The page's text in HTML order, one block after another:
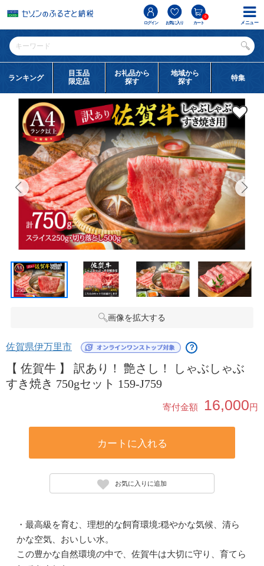
ログイン お気に入り カート
0
ランキング
目玉品
限定品
お礼品から
探す
地域から
探す
特集
画像を拡大する
佐賀県伊万里市 ？
【 佐賀牛 】 訳あり！ 艶さし！ しゃぶしゃぶ
すき焼き 750gセット 159-J759
寄付金額 16,000円
カートに入れる
お気に入りに追加
・最高級を育む、理想的な飼育環境:穏やかな気候、清ら
かな空気、おいしい水。
この豊かな自然環境の中で、佐賀牛は大切に守り、育てら
メニュー